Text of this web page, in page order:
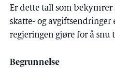
Er dette tall som bekymrer
skatte- og avgiftsendringer
regjeringen gjøre for å snu
Begrunnelse